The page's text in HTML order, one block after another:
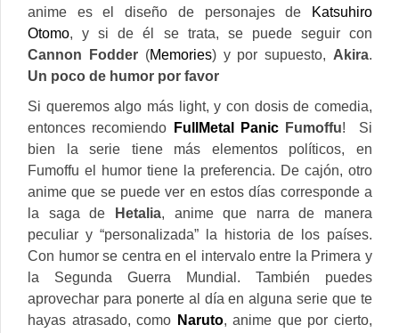
anime es el diseño de personajes de
Katsuhiro
Otomo, y si de él se trata, se puede seguir con
Cannon Fodder(Memories) y por supuesto, Akira.
Un poco de humor por favor
Si queremos algo más light, y con dosis de comedia,
entonces recomiendo
FullMetal Panic Fumoffu! Si
bien la serie tiene más elementos políticos, en
Fumoffu el humor tiene la preferencia. De cajón, otro
anime que se puede ver en estos días corresponde a
la saga de
Hetalia, anime que narra de manera
peculiar y “personalizada” la historia de los países.
Con humor se centra en el intervalo entre la Primera y
la Segunda Guerra Mundial. También puedes
aprovechar para ponerte al día en alguna serie que te
hayas atrasado, como Naruto, anime que por cierto,